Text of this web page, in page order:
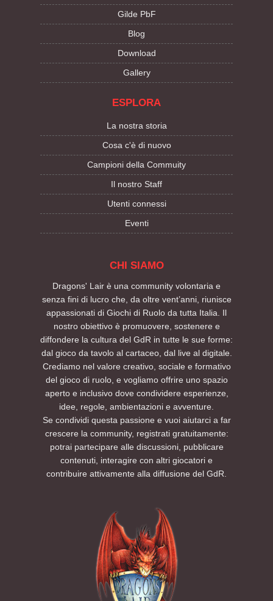
Gilde PbF
Blog
Download
Gallery
ESPLORA
La nostra storia
Cosa c'è di nuovo
Campioni della Commuity
Il nostro Staff
Utenti connessi
Eventi
CHI SIAMO
Dragons' Lair è una community volontaria e
senza fini di lucro che, da oltre vent’anni, riunisce
appassionati di Giochi di Ruolo da tutta Italia. Il
nostro obiettivo è promuovere, sostenere e
diffondere la cultura del GdR in tutte le sue forme:
dal gioco da tavolo al cartaceo, dal live al digitale.
Crediamo nel valore creativo, sociale e formativo
del gioco di ruolo, e vogliamo offrire uno spazio
aperto e inclusivo dove condividere esperienze,
idee, regole, ambientazioni e avventure.
Se condividi questa passione e vuoi aiutarci a far
crescere la community, registrati gratuitamente:
potrai partecipare alle discussioni, pubblicare
contenuti, interagire con altri giocatori e
contribuire attivamente alla diffusione del GdR.